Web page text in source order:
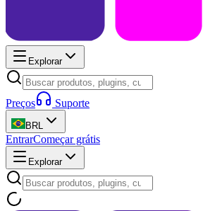
Explorar
Preços Suporte
BRL
EntrarComeçar grátis
Explorar